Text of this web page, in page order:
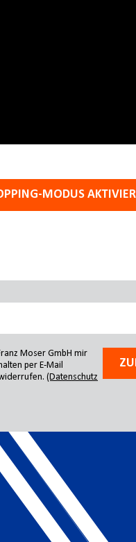
MODUS
Moser GmbH mir
per E-Mail
(Datenschutz